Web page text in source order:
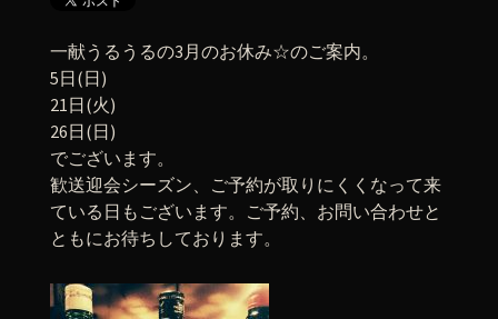
一献うるうるの3月のお休み☆のご案内。
5日(日)
21日(火)
26日(日)
でございます。
歓送迎会シーズン、ご予約が取りにくくなって来
ている日もございます。ご予約、お問い合わせと
ともにお待ちしております。